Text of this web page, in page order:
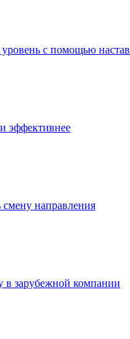
с помощью
эффективнее
смену направления
в зарубежной компании